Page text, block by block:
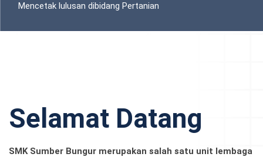
Mencetak lulusan dibidang Pertanian
Selamat Datang
SMK Sumber Bungur merupakan salah satu unit lembaga